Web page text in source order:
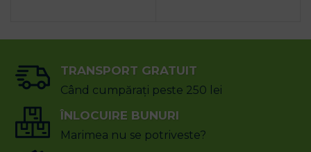
TRANSPORT GRATUIT
Când cumpărați peste 250 lei
ÎNLOCUIRE BUNURI
Marimea nu se potriveste?